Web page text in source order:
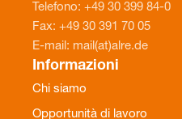
Telefono: +49 30 399 84-0
Fax: +49 30 391 70 05
E-mail: mail(at)alre.de
Informazioni
Chi siamo
Opportunità di lavoro